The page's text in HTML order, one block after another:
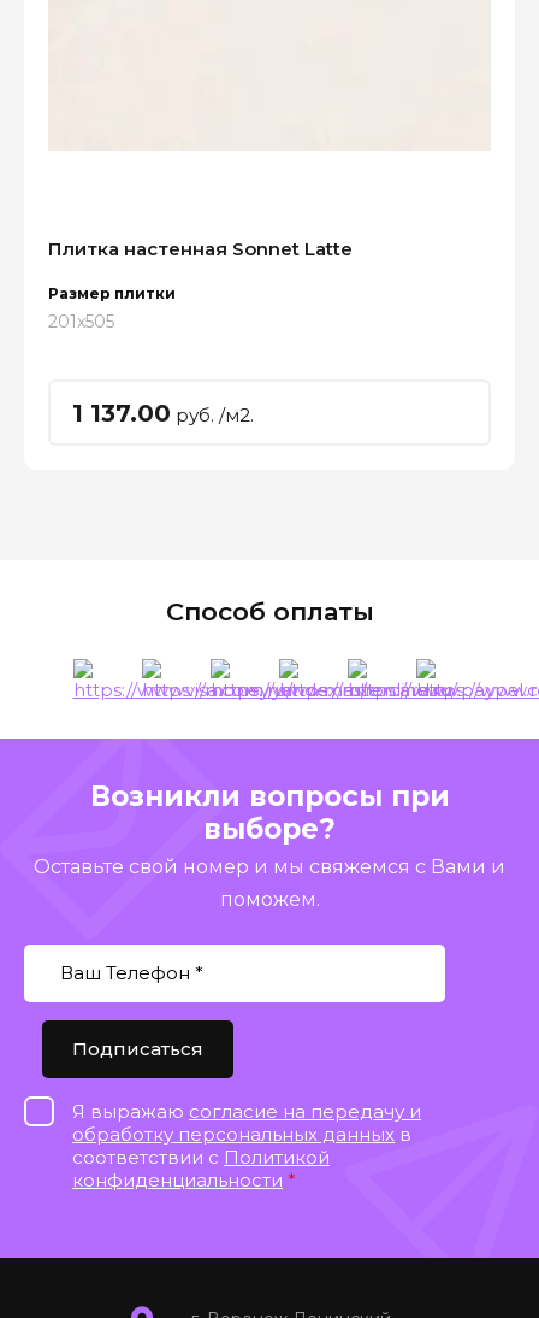
Плитка настенная Sonnet Latte
Размер плитки
201x505
1 137.00 руб. /м2.
Способ оплаты
Возникли вопросы при
выборе?
Оставьте свой номер и мы свяжемся с Вами и
поможем.
Я выражаю согласие на передачу и
обработку персональных данных в
соответствии с Политикой
конфиденциальности *
Подписаться